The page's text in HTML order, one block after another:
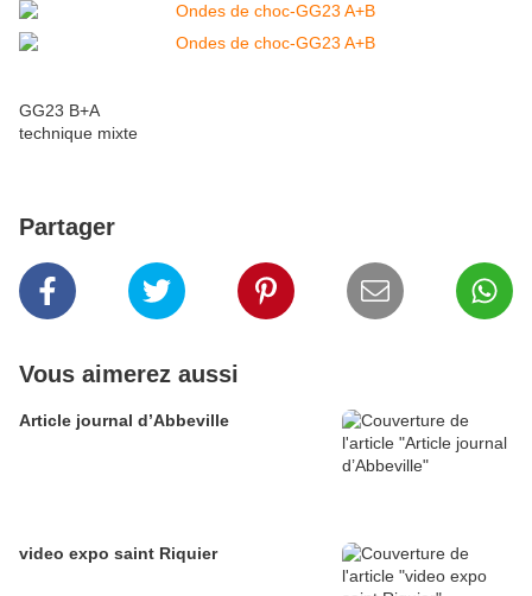
GG23 B+A
technique mixte
Partager
Vous aimerez aussi
Article journal d’Abbeville
video expo saint Riquier